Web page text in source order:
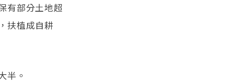
有部分土地超
扶植成自耕
半。